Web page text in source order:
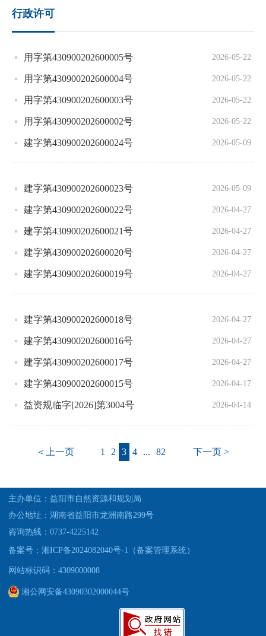
行政许可
用字第430900202600005号 2026-05-22
用字第430900202600004号 2026-05-22
用字第430900202600003号 2026-05-22
用字第430900202600002号 2026-05-22
建字第430900202600024号 2026-05-09
建字第430900202600023号 2026-05-09
建字第430900202600022号 2026-04-27
建字第430900202600021号 2026-04-27
建字第430900202600020号 2026-04-27
建字第430900202600019号 2026-04-27
建字第430900202600018号 2026-04-27
建字第430900202600016号 2026-04-27
建字第430900202600017号 2026-04-27
建字第430900202600015号 2026-04-17
益资规临字[2026]第3004号 2026-04-14
＜上一页 1 2 3 4 ... 82 下一页 >
主办单位：益阳市自然资源和规划局
办公地址：湖南省益阳市龙洲南路299号
咨询热线：0737-4225142
备案号：湘ICP备2024082040号-1（备案管理系统）
网站标识码：4309000008
湘公网安备43090302000044号